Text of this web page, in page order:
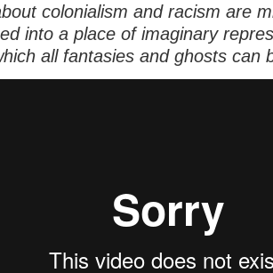
colonialism and racism are
into a place of imaginary
all fantasies and ghosts can